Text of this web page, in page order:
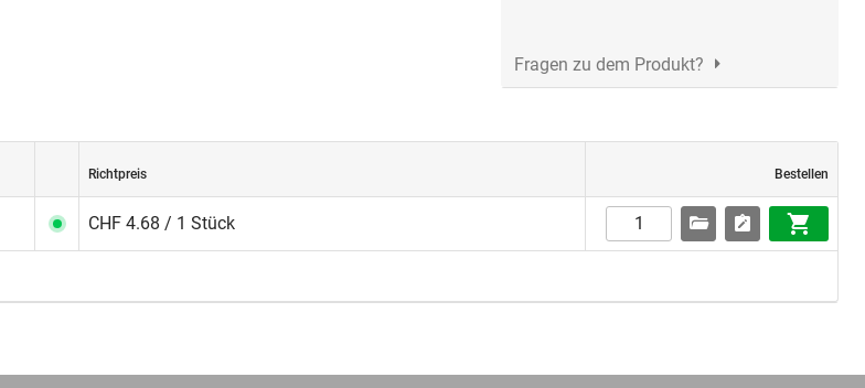
Fragen zu dem Produkt?
Richtpreis Bestellen
CHF 4.68 / 1 Stück